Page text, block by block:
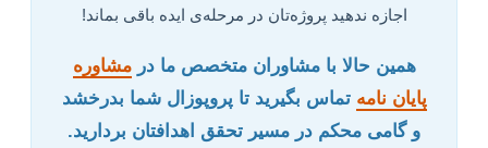
اجازه ندهید پروژه‌تان در مرحله‌ی ایده باقی بماند!
همین حالا با مشاوران متخصص ما درمشاوره
پایان نامه تماس بگیرید تا پروپوزال شما بدرخشد
و گامی محکم در مسیر تحقق اهدافتان بردارید.